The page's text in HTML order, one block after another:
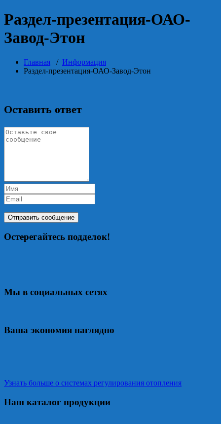
Раздел-презентация-ОАО-
Завод-Этон
Главная / Информация
Раздел-презентация-ОАО-Завод-Этон
Оставить ответ
Остерегайтесь подделок!
Мы в социальных сетях
Ваша экономия наглядно
Узнать больше о системах регулирования отопления
Наш каталог продукции